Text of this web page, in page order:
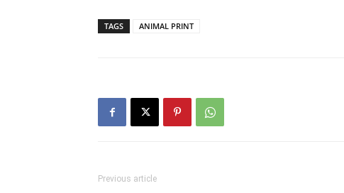
TAGS ANIMAL PRINT
Previous article